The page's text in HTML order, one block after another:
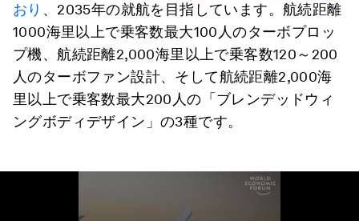
おり 、2035年の就航を目指しています。航続距離
1000海里以上で乗客数最大100人のターボプロッ
プ機、航続距離2,000海里以上で乗客数120～200
人のターボファン設計、そして航続距離2,000海
里以上で乗客数最大200人の「ブレンデッドウィ
ングボディデザイン」の3種です。